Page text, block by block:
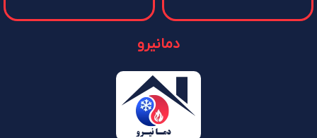
دمانیرو